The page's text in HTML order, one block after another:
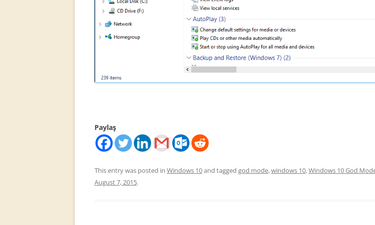
Paylaş
This entry was posted in Windows 10and tagged god mode,windows 10,Windows 10 God
August 7, 2015.